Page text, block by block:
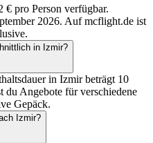
€ pro Person verfügbar.
2026. Auf mcflight.de ist
in Izmir?
in Izmir beträgt 10
Angebote für verschiedene
Gepäck.
Izmir?